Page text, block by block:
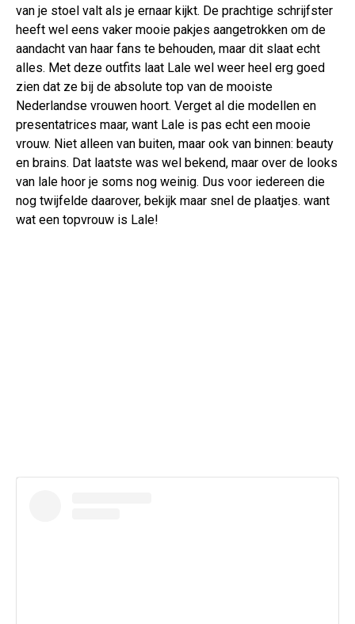
van je stoel valt als je ernaar kijkt. De prachtige schrijfster
heeft wel eens vaker mooie pakjes aangetrokken om de
aandacht van haar fans te behouden, maar dit slaat echt
alles. Met deze outfits laat Lale wel weer heel erg goed
zien dat ze bij de absolute top van de mooiste
Nederlandse vrouwen hoort. Verget al die modellen en
presentatrices maar, want Lale is pas echt een mooie
vrouw. Niet alleen van buiten, maar ook van binnen: beauty
en brains. Dat laatste was wel bekend, maar over de looks
van lale hoor je soms nog weinig. Dus voor iedereen die
nog twijfelde daarover, bekijk maar snel de plaatjes. want
wat een topvrouw is Lale!